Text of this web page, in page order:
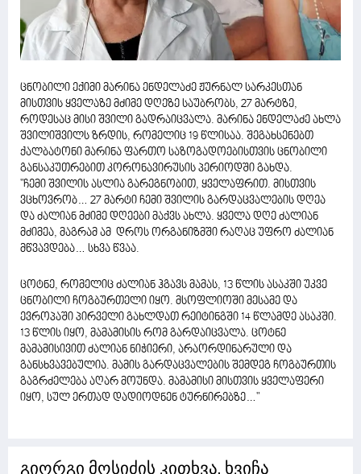
ცნობილი ექიმი მარინა ენდელაძე ჟურნალ სარკესთან
მისთვის ყველაზე მძიმე დღეზე საუბრობს, 27 მარტზე,
როდესაც მისი შვილი გადრაიცვალა. მარინა ენდელაძე ახლა
შვილიშვილს ზრდის, რომელიც 19 წლისაა. შეგახსენებთ
ქალბატონი მარინა ფართო საზოგადოებისთვის ცნობილი
განსაკუთრებით კორონავირუსის პერიოდში გახდა.
"ჩემი შვილის ასლია გარეგნობით, ყველაფრით. მისთვის
ვცხოვრობ… 27 მარტი ჩემი შვილის გარდაცვალების დღეა
და ძალიან მძიმე დღეები მაქვს ახლა. ყველა დღე ძალიან
მძიმეა, მაგრამ ამ დროს ორგანიზმში რაღაც უფრო ძალიან
მწვავდება… სხვა წვაა.
ცოტნე, რომელიც ძალიან ჰგავს მამას, 13 წლის ასაკში უკვე
ცნობილი ჩოგბურთელი იყო. მსოფლიოში მესამე და
ევროპაში პირველი გახლდათ რეიტინგში 14 წლამდე ასაკში.
13 წლის იყო, მამამისის რომ გარდაიცვალა. ცოტნე
მამამისივით ძალიან ნიჭიერი, არაორდინარული და
განსხვავებულია. მამის გარდაცვალების შემდეგ ჩოგბურთის
გაგრძელება აღარ მოუნდა. მამამისი მისთვის ყველაფერი
იყო, სულ ერთად დადიოდნენ ტურნირებზე…"
გიორგი მოსიძის კითხვა, ხვიჩა